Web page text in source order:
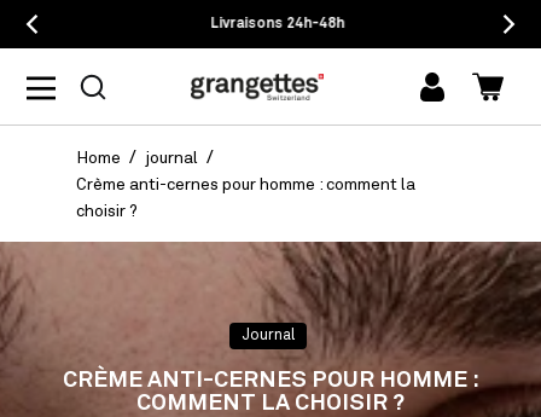
Livraisons 24h-48h
mon
compte
Home
journal
Crème anti-cernes pour homme : comment la
choisir ?
Journal
CRÈME ANTI-CERNES POUR HOMME :
COMMENT LA CHOISIR ?